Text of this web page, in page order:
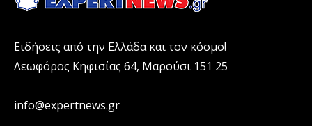
Ειδήσεις από την Ελλάδα και τον κόσμο!
Λεωφόρος Κηφισίας 64, Μαρούσι 151 25
info@expertnews.gr